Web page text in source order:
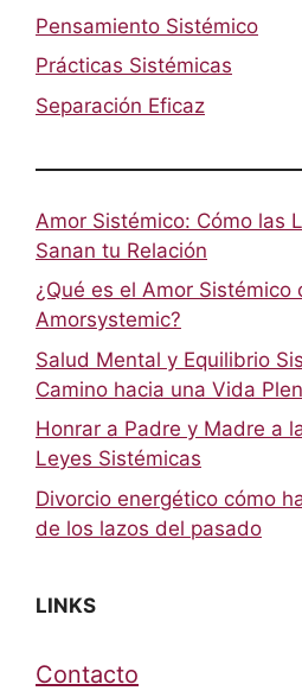
Pensamiento Sistémico
Prácticas Sistémicas
Separación Eficaz
Amor Sistémico: Cómo las
Sanan tu Relación
¿Qué es el Amor Sistémico
Amorsystemic?
Salud Mental y Equilibrio
Camino hacia una Vida
Honrar a Padre y Madre a
Leyes Sistémicas
Divorcio energético cómo
de los lazos del pasado
LINKS
Contacto